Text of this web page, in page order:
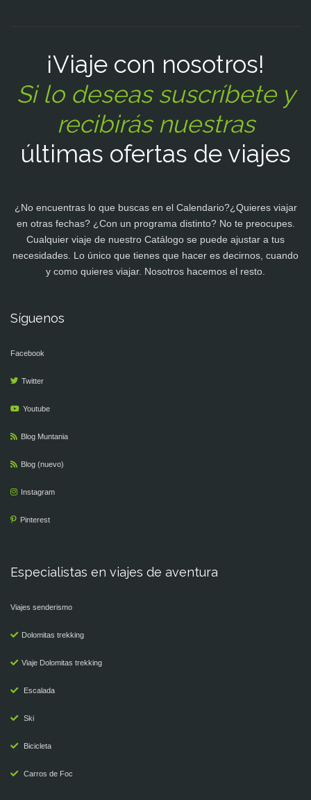
¡Viaje con nosotros!
Si lo deseas suscríbete y
recibirás nuestras
últimas ofertas de viajes
¿No encuentras lo que buscas en el Calendario?¿Quieres viajar
en otras fechas? ¿Con un programa distinto? No te preocupes.
Cualquier viaje de nuestro Catálogo se puede ajustar a tus
necesidades. Lo único que tienes que hacer es decirnos, cuando
y como quieres viajar. Nosotros hacemos el resto.
Síguenos
Facebook
Twitter
Youtube
Blog Muntania
Blog (nuevo)
Instagram
Pinterest
Especialistas en viajes de aventura
Viajes senderismo
Dolomitas trekking
Viaje Dolomitas trekking
Escalada
Ski
Bicicleta
Carros de Foc